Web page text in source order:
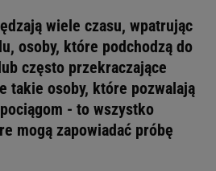
wiele czasu, wpatrując
osoby, które podchodzą do
często przekraczające
takie osoby, które pozwalają
- to wszystko
mogą zapowiadać próbę